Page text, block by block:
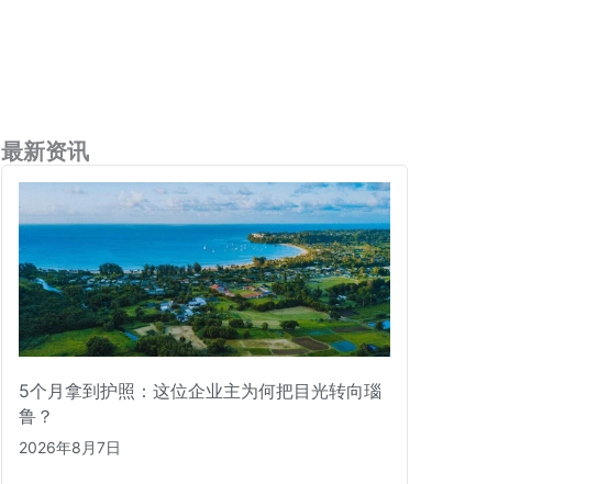
最新资讯
5个月拿到护照：这位企业主为何把目光转向瑙
鲁？
2026年8月7日